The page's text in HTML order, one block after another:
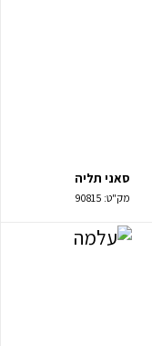
סאני תליה
מק"ט: 90815